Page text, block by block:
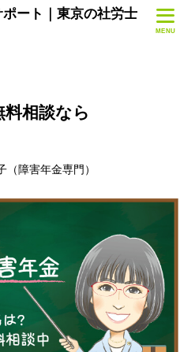
ート｜東京の社労士
MENU
相談なら
障害年金専門）